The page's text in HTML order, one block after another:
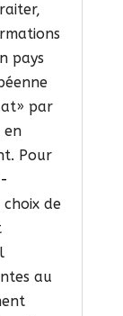
pays
par
en
Pour
de
au